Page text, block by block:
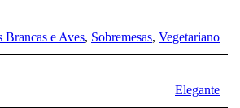
Brancas e Aves, Sobremesas, Vegetariano
Elegante